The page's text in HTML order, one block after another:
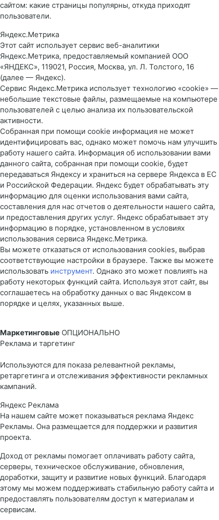
сайтом: какие страницы популярны, откуда приходят
пользователи.
Яндекс.Метрика
Этот сайт использует сервис веб-аналитики
Яндекс.Метрика, предоставляемый компанией ООО
«ЯНДЕКС», 119021, Россия, Москва, ул. Л. Толстого, 16
(далее — Яндекс).
Сервис Яндекс.Метрика использует технологию «cookie» —
небольшие текстовые файлы, размещаемые на компьютере
пользователей с целью анализа их пользовательской
активности.
Собранная при помощи cookie информация не может
идентифицировать вас, однако может помочь нам улучшить
работу нашего сайта. Информация об использовании вами
данного сайта, собранная при помощи cookie, будет
передаваться Яндексу и храниться на сервере Яндекса в ЕС
и Российской Федерации. Яндекс будет обрабатывать эту
информацию для оценки использования вами сайта,
составления для нас отчетов о деятельности нашего сайта,
и предоставления других услуг. Яндекс обрабатывает эту
информацию в порядке, установленном в условиях
использования сервиса Яндекс.Метрика.
Вы можете отказаться от использования cookies, выбрав
соответствующие настройки в браузере. Также вы можете
использовать инструмент. Однако это может повлиять на
работу некоторых функций сайта. Используя этот сайт, вы
соглашаетесь на обработку данных о вас Яндексом в
порядке и целях, указанных выше.
Маркетинговые ОПЦИОНАЛЬНО
Реклама и таргетинг
Используются для показа релевантной рекламы,
ретаргетинга и отслеживания эффективности рекламных
кампаний.
Яндекс Реклама
На нашем сайте может показываться реклама Яндекс
Рекламы. Она размещается для поддержки и развития
проекта.
Доход от рекламы помогает оплачивать работу сайта,
серверы, техническое обслуживание, обновления,
доработки, защиту и развитие новых функций. Благодаря
этому мы можем поддерживать стабильную работу сайта и
предоставлять пользователям доступ к материалам и
сервисам.